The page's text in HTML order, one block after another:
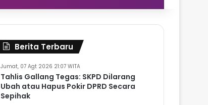
Berita Terbaru
Jumat, 07 Agt 2026 21:07 WITA
Tahlis Gallang Tegas: SKPD Dilarang
Ubah atau Hapus Pokir DPRD Secara
Sepihak